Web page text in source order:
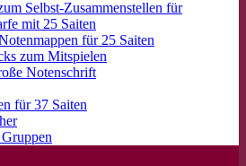
Selbst-Zusammenstellen für
mit 25 Saiten
für 25 Saiten
zum Mitspielen
Notenschrift
für 37 Saiten